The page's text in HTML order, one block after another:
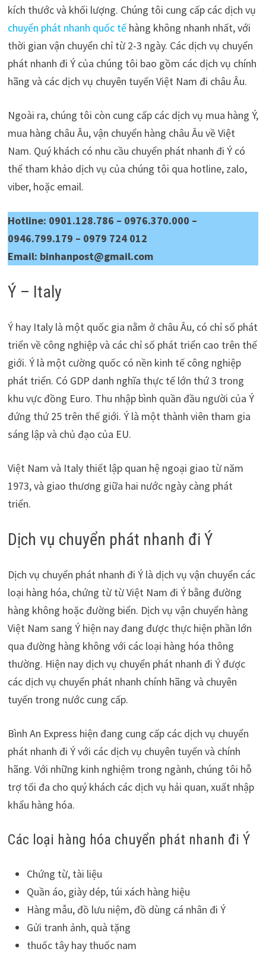
kích thước và khối lượng. Chúng tôi cung cấp các dịch vụ
chuyển phát nhanh quốc tếhàng không nhanh nhất, với
thời gian vận chuyển chỉ từ 2-3 ngày. Các dịch vụ chuyển
phát nhanh đi Ý của chúng tôi bao gồm các dịch vụ chính
hãng và các dịch vụ chuyên tuyến Việt Nam đi châu Âu.
Ngoài ra, chúng tôi còn cung cấp các dịch vụ mua hàng Ý,
mua hàng châu Âu, vận chuyển hàng châu Âu về Việt
Nam. Quý khách có nhu cầu chuyển phát nhanh đi Ý có
thể tham khảo dịch vụ của chúng tôi qua hotline, zalo,
viber, hoặc email.
Hotline: 0901.128.786 – 0976.370.000 –
0946.799.179 – 0979 724 012
Email: binhanpost@gmail.com
Ý – Italy
Ý hay Italy là một quốc gia nằm ở châu Âu, có chỉ số phát
triển về công nghiệp và các chỉ số phát triển cao trên thế
giới. Ý là một cường quốc có nền kinh tế công nghiệp
phát triển. Có GDP danh nghĩa thực tế lớn thứ 3 trong
khu vực đồng Euro. Thu nhập bình quần đầu người của Ý
đứng thứ 25 trên thế giới. Ý là một thành viên tham gia
sáng lập và chủ đạo của EU.
Việt Nam và Italy thiết lập quan hệ ngoại giao từ năm
1973, và giao thương giữa hai nước ngày càng phát
triển.
Dịch vụ chuyển phát nhanh đi Ý
Dịch vụ chuyển phát nhanh đi Ý là dịch vụ vận chuyển các
loại hàng hóa, chứng từ từ Việt Nam đi Ý bằng đường
hàng không hoặc đường biển. Dịch vụ vận chuyển hàng
Việt Nam sang Ý hiện nay đang được thực hiện phần lớn
qua đường hàng không với các loại hàng hóa thông
thường. Hiện nay dịch vụ chuyển phát nhanh đi Ý được
các dịch vụ chuyển phát nhanh chính hãng và chuyên
tuyến trong nước cung cấp.
Bình An Express hiện đang cung cấp các dịch vụ chuyển
phát nhanh đi Ý với các dịch vụ chuyên tuyến và chính
hãng. Với những kinh nghiệm trong ngành, chúng tôi hỗ
trợ tối đa cho quý khách các dịch vụ hải quan, xuất nhập
khẩu hàng hóa.
Các loại hàng hóa chuyển phát nhanh đi Ý
Chứng từ, tài liệu
Quần áo, giày dép, túi xách hàng hiệu
Hàng mẫu, đồ lưu niệm, đồ dùng cá nhân đi Ý
Gửi tranh ảnh, quà tặng
thuốc tây hay thuốc nam